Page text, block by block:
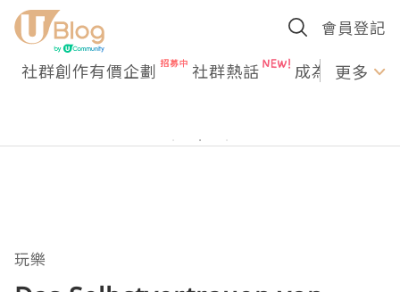
會員登記
社群創作有價企劃 社群熱話 成為U更多
玩樂